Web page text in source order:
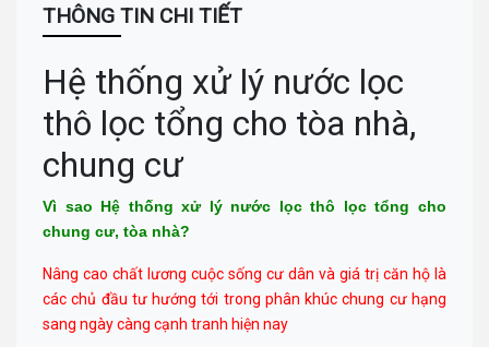
Số 07 Đại Lộ Lê Lợi (Đối diện công viên Hội An) - P Lam Sơn - TP
Chỉ đường
TP.VINH _NGHỆ AN
Số: 58A Phạm Đình Toái - Phường Hà Huy Tập - TP Vinh
0943 437 137
Chỉ đường
Địa chỉ: 276 Hùng Vương, Quận Hải Châu
Call :0938 460 460(Zalo)
NHA TRANG
Địa chỉ: 1276 đường 2/4, P Vạn Thắng (cạnh cà phê Bách Viên) TP
Nha Trang
THÔNG TIN CHI TIẾT
Hệ thống xử lý nước lọc
thô lọc tổng cho tòa nhà,
chung cư
Vì sao Hệ thống xử lý nước lọc thô lọc tổng cho
chung cư, tòa nhà?
Nâng cao chất lương cuộc sống cư dân và giá trị căn hộ là
các chủ đầu tư hướng tới trong phân khúc chung cư hạng
sang ngày càng cạnh tranh hiện nay